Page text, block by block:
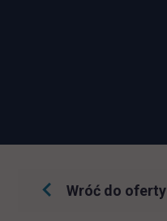
Wróć do oferty